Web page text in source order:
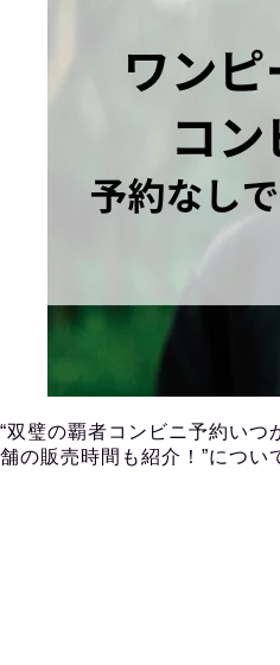
“双璧の覇者コンビニ予約い
舗の販売時間も紹介！”につい